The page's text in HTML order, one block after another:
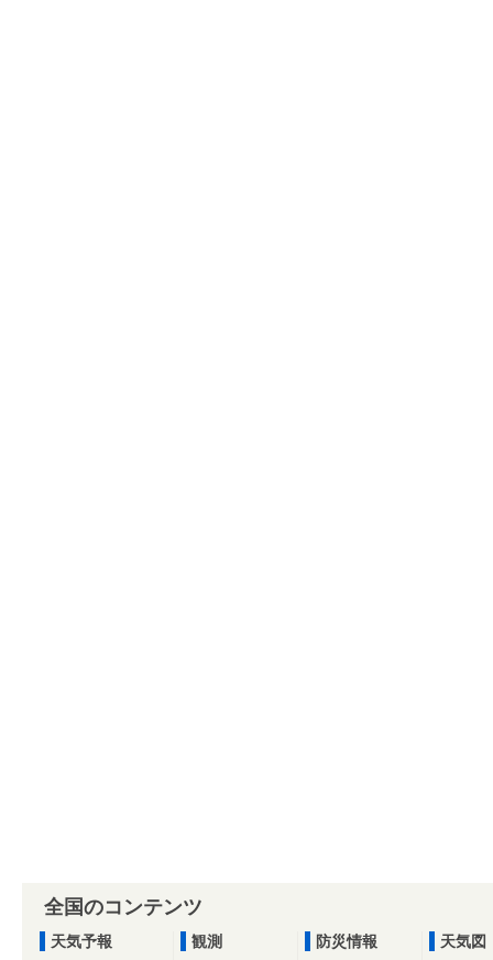
全国のコンテンツ
天気予報
観測
防災情報
天気図